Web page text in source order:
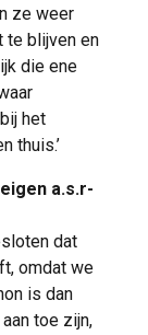
ze weer
te blijven en
die ene
het
thuis.’
a.s.r-
dat
omdat we
is dan
toe zijn,